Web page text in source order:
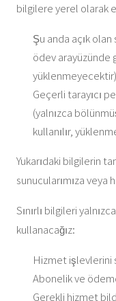
bilgilere yerel olarak
Şu anda açık olan
ödev arayüzünde
Geçerli tarayıcı
(yalnızca
kullanılır,
Yukarıdaki bilgilerin
sunucularımıza
Sınırlı bilgileri
kullanacağız:
Hizmet işlevlerini
Abonelik ve
Gerekli hizmet